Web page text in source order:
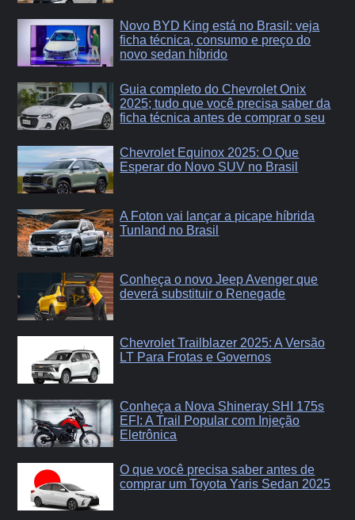
Novo BYD King está no Brasil: veja
ficha técnica, consumo e preço do
novo sedan híbrido
Guia completo do Chevrolet Onix
2025; tudo que você precisa saber da
ficha técnica antes de comprar o seu
Chevrolet Equinox 2025: O Que
Esperar do Novo SUV no Brasil
A Foton vai lançar a picape híbrida
Tunland no Brasil
Conheça o novo Jeep Avenger que
deverá substituir o Renegade
Chevrolet Trailblazer 2025: A Versão
LT Para Frotas e Governos
Conheça a Nova Shineray SHI 175s
EFI: A Trail Popular com Injeção
Eletrônica
O que você precisa saber antes de
comprar um Toyota Yaris Sedan 2025